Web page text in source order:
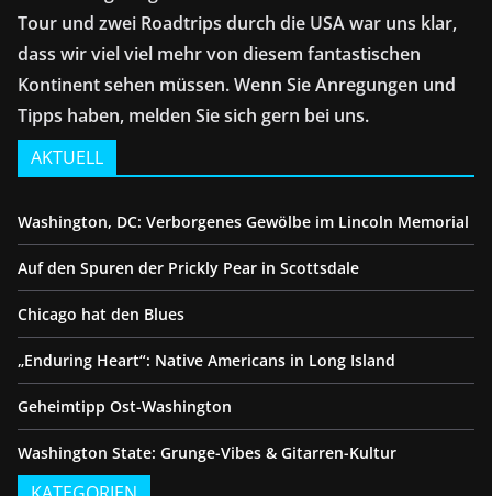
Tour und zwei Roadtrips durch die USA war uns klar,
dass wir viel viel mehr von diesem fantastischen
Kontinent sehen müssen. Wenn Sie Anregungen und
Tipps haben, melden Sie sich gern bei uns.
AKTUELL
Washington, DC: Verborgenes Gewölbe im Lincoln Memorial
Auf den Spuren der Prickly Pear in Scottsdale
Chicago hat den Blues
„Enduring Heart“: Native Americans in Long Island
Geheimtipp Ost-Washington
Washington State: Grunge-Vibes & Gitarren-Kultur